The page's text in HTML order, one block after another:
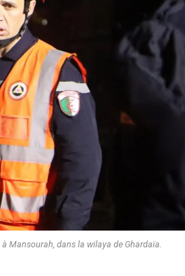
Mansourah, dans la wilaya de Ghardaïa.